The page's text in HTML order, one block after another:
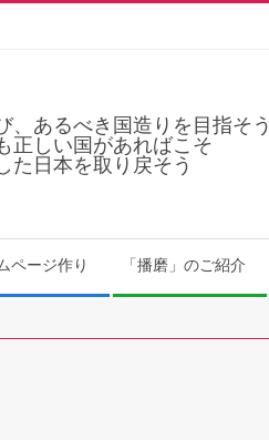
、あるべき国造りを目指そう
正しい国があればこそ
た日本を取り戻そう
ページ作り 「播磨」のご紹介